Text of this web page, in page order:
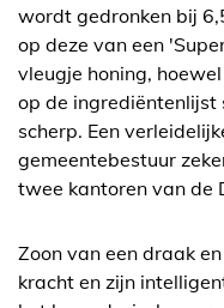
wordt gedronken bij
op deze van een
vleugje honing,
op de
scherp. Een
gemeentebestuur
twee kantoren van de
Zoon van een draak
kracht en zijn